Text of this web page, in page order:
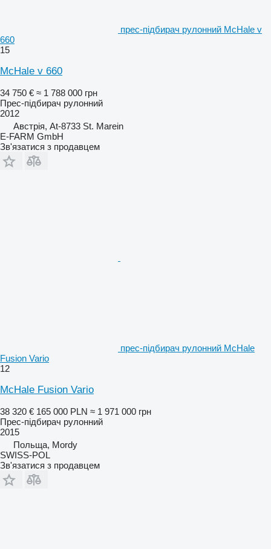
прес-підбирач рулонний McHale v
660
15
McHale v 660
34 750 € ≈ 1 788 000 грн
Прес-підбирач рулонний
2012
Австрія, At-8733 St. Marein
E-FARM GmbH
Зв'язатися з продавцем
прес-підбирач рулонний McHale
Fusion Vario
12
McHale Fusion Vario
38 320 € 165 000 PLN ≈ 1 971 000 грн
Прес-підбирач рулонний
2015
Польща, Mordy
SWISS-POL
Зв'язатися з продавцем